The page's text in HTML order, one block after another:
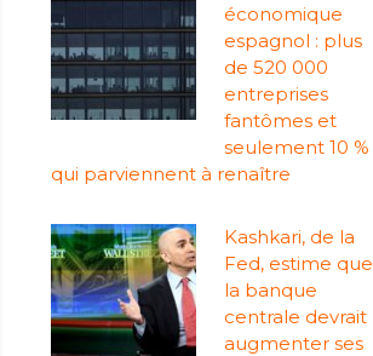
économique
espagnol : plus
de 520 000
entreprises
fantômes et
seulement 10 %
qui parviennent à renaître
Kashkari, de la
Fed, estime que
la banque
centrale devrait
augmenter ses